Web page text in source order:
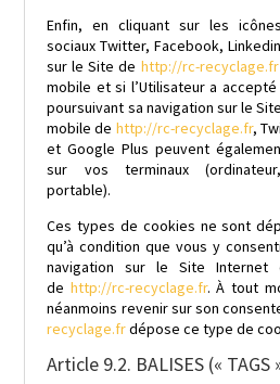
Enfin, en cliquant sur les
sociaux Twitter, Facebook,
sur le Site de http://rc-recyclage.fr
mobile et si l’Utilisateur a
poursuivant sa navigation sur le
mobile de http://rc-recyclage.fr,
et Google Plus peuvent
sur vos terminaux
portable).
Ces types de cookies ne sont
qu’à condition que vous y
navigation sur le Site Internet
de http://rc-recyclage.fr. À tout
néanmoins revenir sur son
recyclage.frdépose ce type de
Article 9.2. BALISES (« TAGS